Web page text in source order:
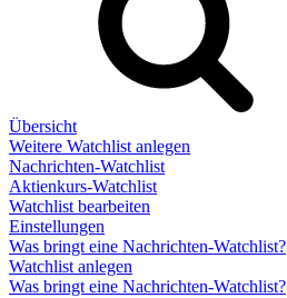
Übersicht
Weitere Watchlist anlegen
Nachrichten-Watchlist
Aktienkurs-Watchlist
Watchlist bearbeiten
Einstellungen
Was bringt eine Nachrichten-Watchlist?
Watchlist anlegen
Was bringt eine Nachrichten-Watchlist?